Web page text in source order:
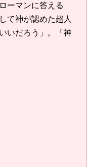
ーマンに答える
て神が認めた超人
いだろう」。「神